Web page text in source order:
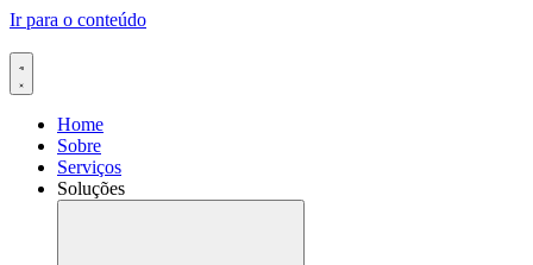
Ir para o conteúdo
Home
Sobre
Serviços
Soluções